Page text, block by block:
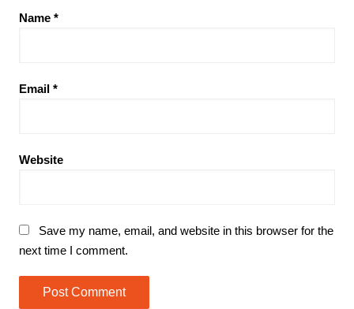
Name *
Email *
Website
Save my name, email, and website in this browser for the
next time I comment.